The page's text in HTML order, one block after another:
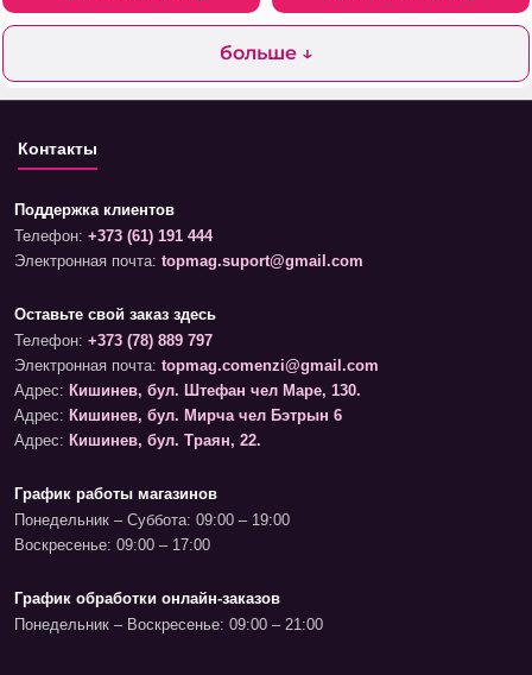
больше ↓
Контакты
Поддержка клиентов
Телефон: +373 (61) 191 444
Электронная почта: topmag.suport@gmail.com
Оставьте свой заказ здесь
Телефон: +373 (78) 889 797
Электронная почта: topmag.comenzi@gmail.com
Адрес: Кишинев, бул. Штефан чел Маре, 130.
Адрес: Кишинев, бул. Мирча чел Бэтрын 6
Адрес: Кишинев, бул. Траян, 22.
График работы магазинов
Понедельник – Суббота: 09:00 – 19:00
Воскресенье: 09:00 – 17:00
График обработки онлайн-заказов
Понедельник – Воскресенье: 09:00 – 21:00